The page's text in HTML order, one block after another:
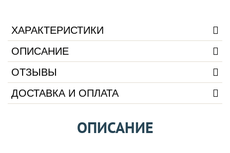
ХАРАКТЕРИСТИКИ
ОПИСАНИЕ
ОТЗЫВЫ
ДОСТАВКА И ОПЛАТА
ОПИСАНИЕ